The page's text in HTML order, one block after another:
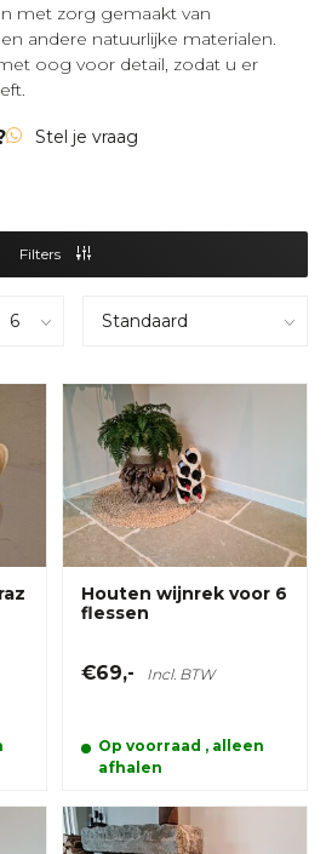
met zorg gemaakt van
andere natuurlijke materialen.
oog voor detail, zodat u er
Stel je vraag
Filters
Houten wijnrek voor 6
flessen
€69,- Incl. BTW
Op voorraad , alleen
afhalen